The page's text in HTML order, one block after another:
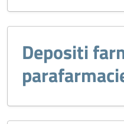
Depositi